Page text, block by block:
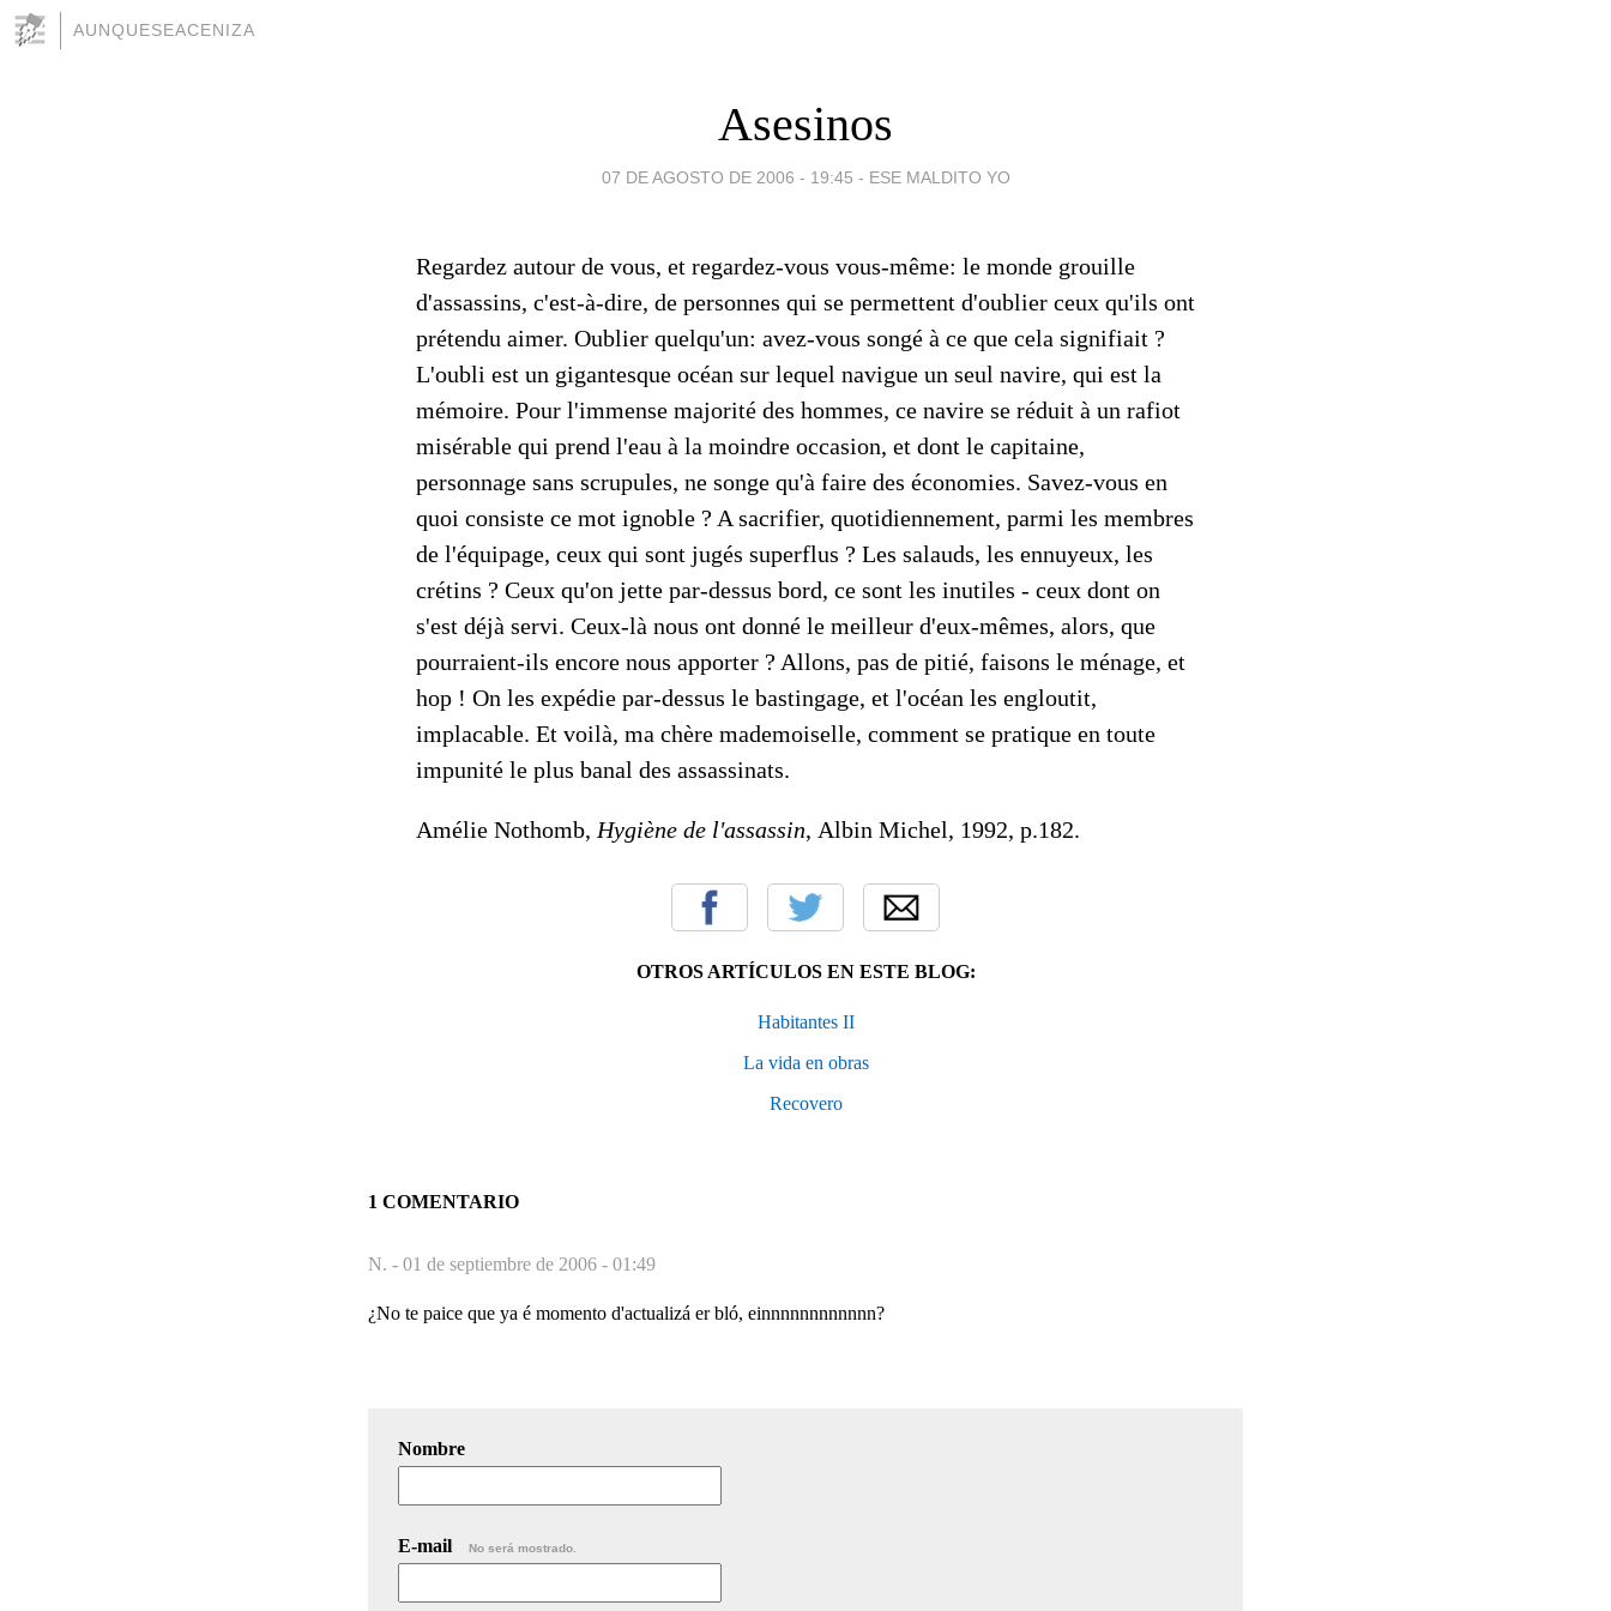
AUNQUESEACENIZA
Asesinos
07 DE AGOSTO DE 2006 - 19:45 - ESE MALDITO YO
Regardez autour de vous, et regardez-vous vous-même: le monde grouille
d'assassins, c'est-à-dire, de personnes qui se permettent d'oublier ceux qu'ils ont
prétendu aimer. Oublier quelqu'un: avez-vous songé à ce que cela signifiait ?
L'oubli est un gigantesque océan sur lequel navigue un seul navire, qui est la
mémoire. Pour l'immense majorité des hommes, ce navire se réduit à un rafiot
misérable qui prend l'eau à la moindre occasion, et dont le capitaine,
personnage sans scrupules, ne songe qu'à faire des économies. Savez-vous en
quoi consiste ce mot ignoble ? A sacrifier, quotidiennement, parmi les membres
de l'équipage, ceux qui sont jugés superflus ? Les salauds, les ennuyeux, les
crétins ? Ceux qu'on jette par-dessus bord, ce sont les inutiles - ceux dont on
s'est déjà servi. Ceux-là nous ont donné le meilleur d'eux-mêmes, alors, que
pourraient-ils encore nous apporter ? Allons, pas de pitié, faisons le ménage, et
hop ! On les expédie par-dessus le bastingage, et l'océan les engloutit,
implacable. Et voilà, ma chère mademoiselle, comment se pratique en toute
impunité le plus banal des assassinats.
Amélie Nothomb, Hygiène de l'assassin, Albin Michel, 1992, p.182.
OTROS ARTÍCULOS EN ESTE BLOG:
Habitantes II
La vida en obras
Recovero
1 COMENTARIO
N. - 01 de septiembre de 2006 - 01:49
¿No te paice que ya é momento d'actualizá er bló, einnnnnnnnnnnn?
Nombre
E-mail No será mostrado.